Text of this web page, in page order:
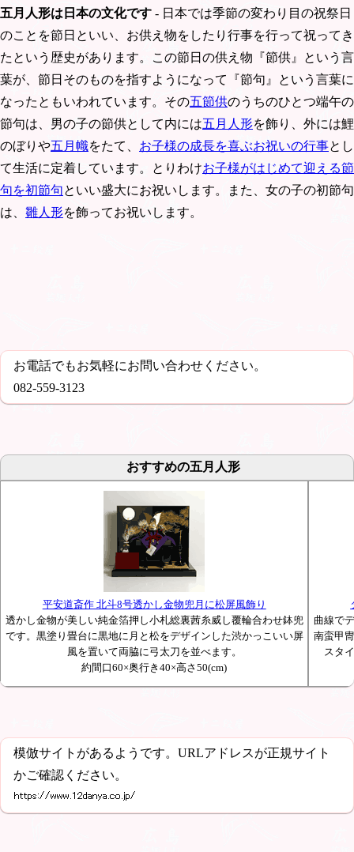
五月人形は日本の文化です - 日本では季節の変わり目の祝祭日
のことを節日といい、お供え物をしたり行事を行って祝ってき
たという歴史があります。この節日の供え物『節供』という言
葉が、節日そのものを指すようになって『節句』という言葉に
なったともいわれています。その五節供のうちのひとつ端午の
節句は、男の子の節供として内には五月人形を飾り、外には鯉
のぼりや五月幟をたて、 お子様の成長を喜ぶお祝いの行事とし
て生活に定着しています。とりわけお子様がはじめて迎える節
句を初節句といい盛大にお祝いします。また、女の子の初節句
は、 雛人形を飾ってお祝いします。
お電話でもお気軽にお問い合わせください。
082-559-3123
おすすめの五月人形
平安道斎作 北斗8号透かし金物兜月に松屏風飾り
透かし金物が美しい純金箔押し小札総裏茜糸威し覆輪合わせ鉢兜
です。黒塗り畳台に黒地に月と松をデザインした渋かっこいい屏
風を置いて両脇に弓太刀を並べます。
約間口60×奥行き40×高さ50(cm)
曲線で
南蛮甲
スタ
模倣サイトがあるようです。URLアドレスが正規サイト
かご確認ください。